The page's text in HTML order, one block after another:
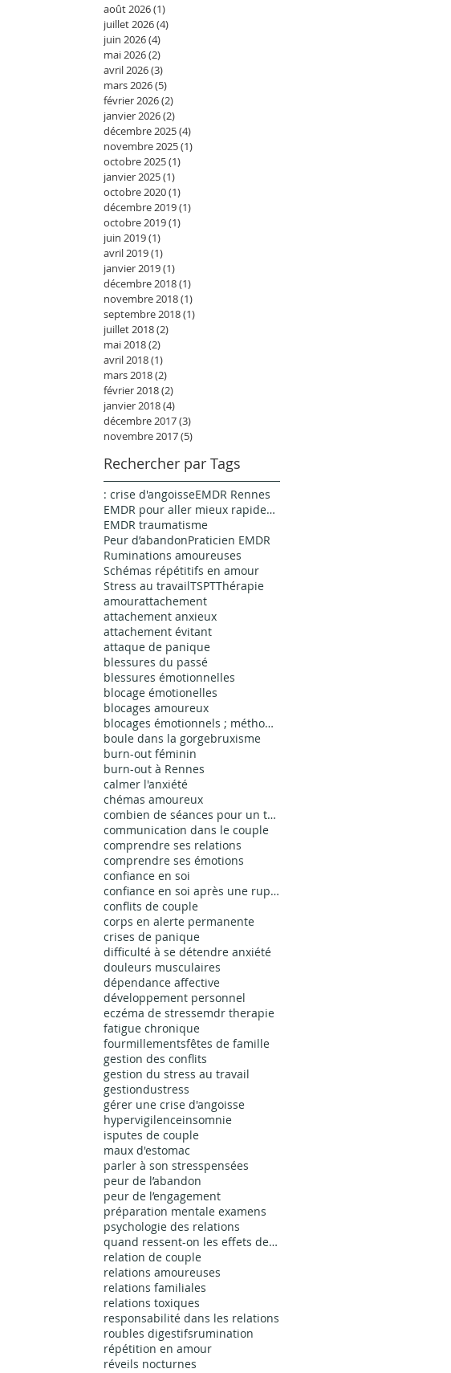
août 2026(1)
juillet 2026(4)
juin 2026(4)
mai 2026(2)
avril 2026(3)
mars 2026(5)
février 2026(2)
janvier 2026(2)
décembre 2025(4)
novembre 2025(1)
octobre 2025(1)
janvier 2025(1)
octobre 2020(1)
décembre 2019(1)
octobre 2019(1)
juin 2019(1)
avril 2019(1)
janvier 2019(1)
décembre 2018(1)
novembre 2018(1)
septembre 2018(1)
juillet 2018(2)
mai 2018(2)
avril 2018(1)
mars 2018(2)
février 2018(2)
janvier 2018(4)
décembre 2017(3)
novembre 2017(5)
Rechercher par Tags
: crise d'angoisseEMDR Rennes
EMDR pour aller mieux rapidement
EMDR traumatisme
Peur d’abandonPraticien EMDR
Ruminations amoureuses
Schémas répétitifs en amour
Stress au travailTSPTThérapie
amourattachement
attachement anxieux
attachement évitant
attaque de panique
blessures du passé
blessures émotionnelles
blocage émotionelles
blocages amoureux
blocages émotionnels ; méthode EMDR bienfaits ; thérapie EMDR
boule dans la gorgebruxisme
burn-out féminin
burn-out à Rennes
calmer l'anxiété
chémas amoureux
combien de séances pour un traumatisme simple
communication dans le couple
comprendre ses relations
comprendre ses émotions
confiance en soi
confiance en soi après une rupture
conflits de couple
corps en alerte permanente
crises de panique
difficulté à se détendre anxiété
douleurs musculaires
dépendance affective
développement personnel
eczéma de stressemdr therapie
fatigue chronique
fourmillementsfêtes de famille
gestion des conflits
gestion du stress au travail
gestiondustress
gérer une crise d'angoisse
hypervigilenceinsomnie
isputes de couple
maux d'estomac
parler à son stresspensées
peur de l’abandon
peur de l’engagement
préparation mentale examens
psychologie des relations
quand ressent-on les effets de l'EMDR
relation de couple
relations amoureuses
relations familiales
relations toxiques
responsabilité dans les relations
roubles digestifsrumination
répétition en amour
réveils nocturnes